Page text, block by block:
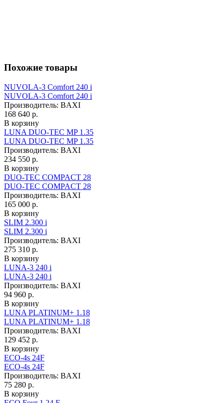
Похожие товары
NUVOLA-3 Comfort 240 i
NUVOLA-3 Comfort 240 i
Производитель: BAXI
168 640 р.
В корзину
LUNA DUO-TEC MP 1.35
LUNA DUO-TEC MP 1.35
Производитель: BAXI
234 550 р.
В корзину
DUO-TEC COMPACT 28
DUO-TEC COMPACT 28
Производитель: BAXI
165 000 р.
В корзину
SLIM 2.300 i
SLIM 2.300 i
Производитель: BAXI
275 310 р.
В корзину
LUNA-3 240 i
LUNA-3 240 i
Производитель: BAXI
94 960 р.
В корзину
LUNA PLATINUM+ 1.18
LUNA PLATINUM+ 1.18
Производитель: BAXI
129 452 р.
В корзину
ЕCO-4s 24F
ЕCO-4s 24F
Производитель: BAXI
75 280 р.
В корзину